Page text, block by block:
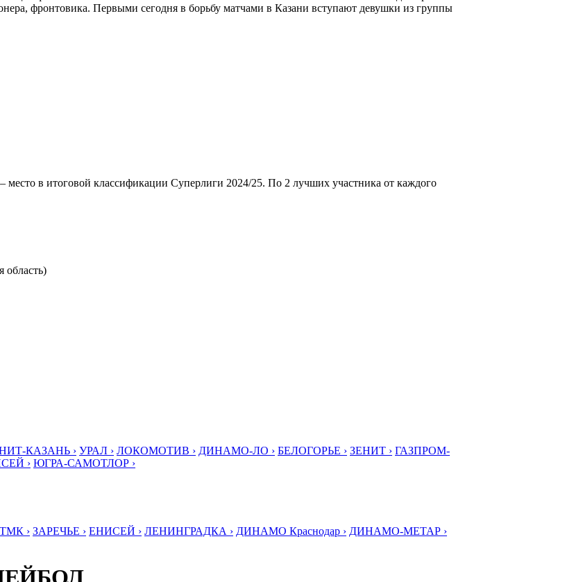
фронтовика. Первыми сегодня в борьбу матчами в Казани вступают девушки из группы
место в итоговой классификации Суперлиги 2024/25. По 2 лучших участника от каждого
область)
КАЗАНЬ › УРАЛ › ЛОКОМОТИВ › ДИНАМО-ЛО › БЕЛОГОРЬЕ › ЗЕНИТ › ГАЗПРОМ-
› ЮГРА-САМОТЛОР ›
› ЗАРЕЧЬЕ › ЕНИСЕЙ › ЛЕНИНГРАДКА › ДИНАМО Краснодар › ДИНАМО-МЕТАР ›